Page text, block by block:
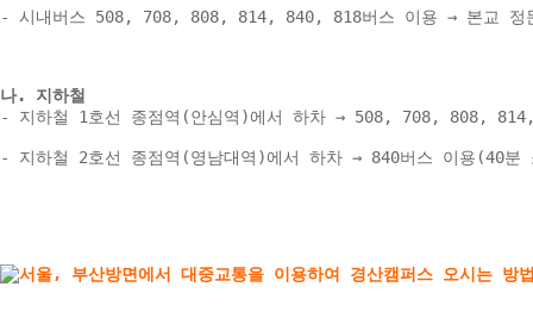
- 시내버스 508, 708, 808, 814, 840, 818버스 이용 → 본교
나. 지하철
- 지하철 1호선 종점역(안심역)에서 하차 → 508, 708, 808,
- 지하철 2호선 종점역(영남대역)에서 하차 → 840버스 이용(40